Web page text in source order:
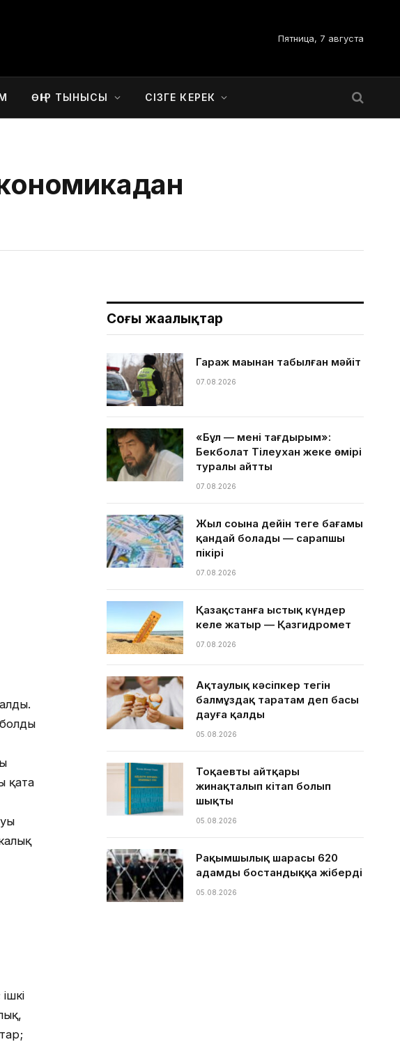
Пятница, 7 августа
ӨҢІР ТЫНЫСЫ СІЗГЕ КЕРЕК
болды
Соңғы жаңалықтар
Гараж маңынан табылған мәйіт
07.08.2026
«Бұл — менің тағдырым»:
Бекболат Тілеухан жеке өмірі
туралы айтты
07.08.2026
Жыл соңына дейін теңге бағамы
қандай болады — сарапшы
пікірі
07.08.2026
Қазақстанға ыстық күндер
келе жатыр — Қазгидромет
07.08.2026
Ақтаулық кәсіпкер тегін
балмұздақ таратам деп басы
дауға қалды
05.08.2026
Тоқаевтың айтқары
жинақталып кітап болып
шықты
05.08.2026
Рақымшылық шарасы 620
адамды бостандыққа жіберді
05.08.2026